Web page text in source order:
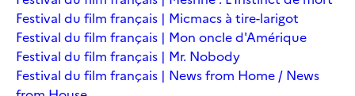
Festival du film français | Micmacs à tire-larigot
Festival du film français | Mon oncle d'Amérique
Festival du film français | Mr. Nobody
Festival du film français | News from Home / News